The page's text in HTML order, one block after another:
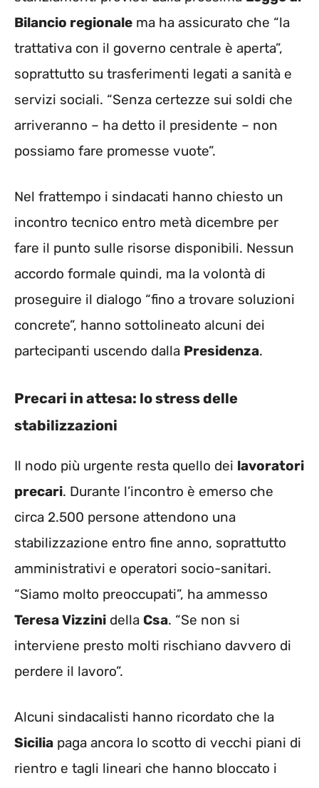
Bilancio regionale ma ha assicurato che “la
trattativa con il governo centrale è aperta”,
soprattutto su trasferimenti legati a sanità e
servizi sociali. “Senza certezze sui soldi che
arriveranno – ha detto il presidente – non
possiamo fare promesse vuote”.
Nel frattempo i sindacati hanno chiesto un
incontro tecnico entro metà dicembre per
fare il punto sulle risorse disponibili. Nessun
accordo formale quindi, ma la volontà di
proseguire il dialogo “fino a trovare soluzioni
concrete”, hanno sottolineato alcuni dei
partecipanti uscendo dalla Presidenza.
Precari in attesa: lo stress delle
stabilizzazioni
Il nodo più urgente resta quello dei lavoratori
precari. Durante l’incontro è emerso che
circa 2.500 persone attendono una
stabilizzazione entro fine anno, soprattutto
amministrativi e operatori socio-sanitari.
“Siamo molto preoccupati”, ha ammesso
Teresa Vizzini della Csa. “Se non si
interviene presto molti rischiano davvero di
perdere il lavoro”.
Alcuni sindacalisti hanno ricordato che la
Sicilia paga ancora lo scotto di vecchi piani di
rientro e tagli lineari che hanno bloccato i